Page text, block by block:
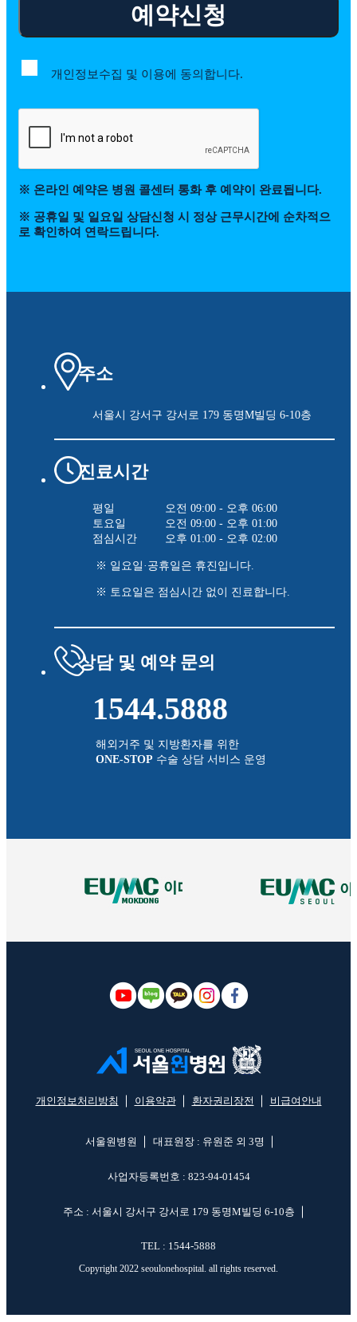
예약신청
개인정보수집 및 이용에 동의합니다.
※ 온라인 예약은 병원 콜센터 통화 후 예약이 완료됩니다.
※ 공휴일 및 일요일 상담신청 시 정상 근무시간에 순차적으
로 확인하여 연락드립니다.
주소
서울시 강서구 강서로 179 동명M빌딩 6-10층
진료시간
평일
오전 09:00 - 오후 06:00
토요일
오전 09:00 - 오후 01:00
점심시간
오후 01:00 - 오후 02:00
※ 일요일·공휴일은 휴진입니다.
※ 토요일은 점심시간 없이 진료합니다.
상담 및 예약 문의
1544.5888
해외거주 및 지방환자를 위한
ONE-STOP 수술 상담 서비스 운영
개인정보처리방침 이용약관 환자권리장전 비급여안내
서울원병원 대표원장 : 유원준 외 3명
사업자등록번호 : 823-94-01454
주소 : 서울시 강서구 강서로 179 동명M빌딩 6-10층
TEL : 1544-5888
Copyright 2022 seoulonehospital. all rights reserved.